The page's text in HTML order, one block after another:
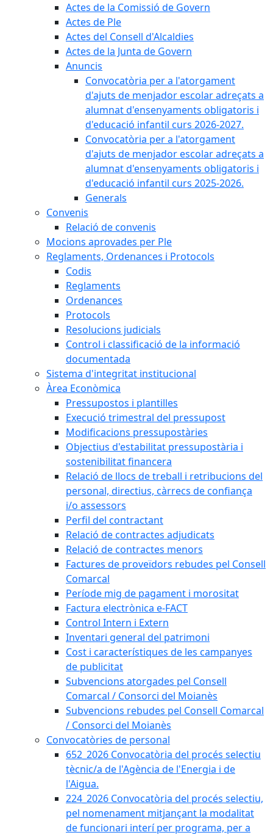
Actes de la Comissió de Govern
Actes de Ple
Actes del Consell d'Alcaldies
Actes de la Junta de Govern
Anuncis
Convocatòria per a l'atorgament
d'ajuts de menjador escolar adreçats a
alumnat d'ensenyaments obligatoris i
d'educació infantil curs 2026-2027.
Convocatòria per a l'atorgament
d'ajuts de menjador escolar adreçats a
alumnat d'ensenyaments obligatoris i
d'educació infantil curs 2025-2026.
Generals
Convenis
Relació de convenis
Mocions aprovades per Ple
Reglaments, Ordenances i Protocols
Codis
Reglaments
Ordenances
Protocols
Resolucions judicials
Control i classificació de la informació
documentada
Sistema d'integritat institucional
Àrea Econòmica
Pressupostos i plantilles
Execució trimestral del pressupost
Modificacions pressupostàries
Objectius d'estabilitat pressupostària i
sostenibilitat financera
Relació de llocs de treball i retribucions del
personal, directius, càrrecs de confiança
i/o assessors
Perfil del contractant
Relació de contractes adjudicats
Relació de contractes menors
Factures de proveïdors rebudes pel Consell
Comarcal
Període mig de pagament i morositat
Factura electrònica e-FACT
Control Intern i Extern
Inventari general del patrimoni
Cost i característiques de les campanyes
de publicitat
Subvencions atorgades pel Consell
Comarcal / Consorci del Moianès
Subvencions rebudes pel Consell Comarcal
/ Consorci del Moianès
Convocatòries de personal
652_2026 Convocatòria del procés selectiu
tècnic/a de l'Agència de l'Energia i de
l'Aigua.
224_2026 Convocatòria del procés selectiu,
pel nomenament mitjançant la modalitat
de funcionari interí per programa, per a